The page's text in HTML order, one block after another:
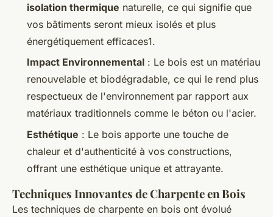
isolation thermique naturelle, ce qui signifie que
vos bâtiments seront mieux isolés et plus
énergétiquement efficaces1.
Impact Environnemental : Le bois est un matériau
renouvelable et biodégradable, ce qui le rend plus
respectueux de l'environnement par rapport aux
matériaux traditionnels comme le béton ou l'acier.
Esthétique : Le bois apporte une touche de
chaleur et d'authenticité à vos constructions,
offrant une esthétique unique et attrayante.
Techniques Innovantes de Charpente en Bois
Les techniques de charpente en bois ont évolué